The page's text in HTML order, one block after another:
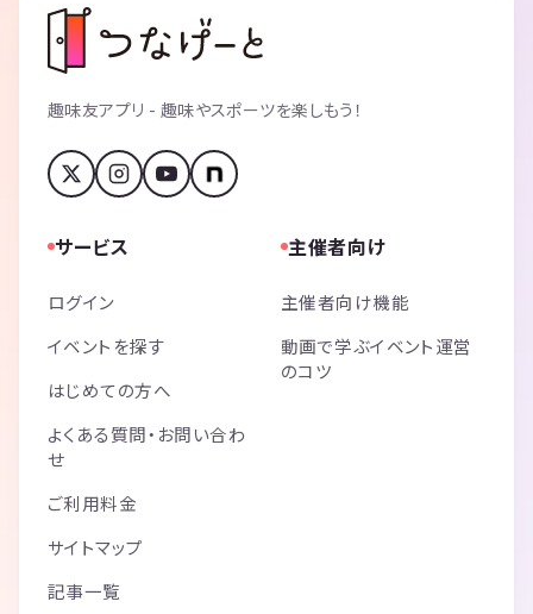
趣味友アプリ - 趣味やスポーツを楽しもう！
サービス
ログイン
イベントを探す
はじめての方へ
よくある質問・お問い合わ
せ
ご利用料金
サイトマップ
記事一覧
主催者向け
主催者向け機能
動画で学ぶイベント運営
のコツ